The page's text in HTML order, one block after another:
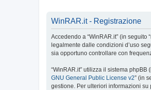
WinRAR.it - Registrazione
Accedendo a “WinRAR.it” (in seguito
legalmente dalle condizioni d’uso
sia opportuno controllare con
“WinRAR.it” utilizza il sistema phpBB
GNU General Public License v2” (in
gestione. Per ulteriori informazioni su